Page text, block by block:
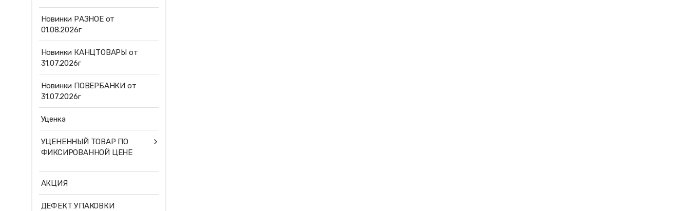
Новинки РАЗНОЕ от
01.08.2026г
Новинки КАНЦТОВАРЫ от
31.07.2026г
Новинки ПОВЕРБАНКИ от
31.07.2026г
Уценка
УЦЕНЕННЫЙ ТОВАР ПО
ФИКСИРОВАННОЙ ЦЕНЕ
АКЦИЯ
ДЕФЕКТ УПАКОВКИ